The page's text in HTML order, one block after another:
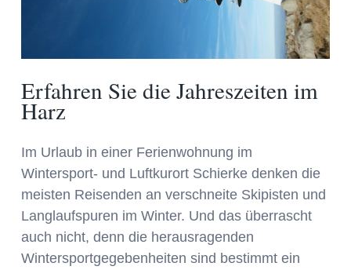
Erfahren Sie die Jahreszeiten im
Harz
Im Urlaub in einer Ferienwohnung im
Wintersport- und Luftkurort Schierke denken die
meisten Reisenden an verschneite Skipisten und
Langlaufspuren im Winter. Und das überrascht
auch nicht, denn die herausragenden
Wintersportgegebenheiten sind bestimmt ein